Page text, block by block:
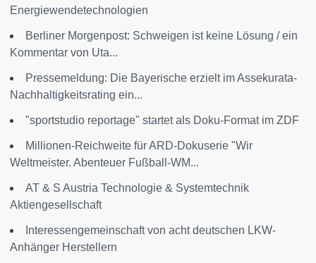
Energiewendetechnologien
Berliner Morgenpost: Schweigen ist keine Lösung / ein
Kommentar von Uta...
Pressemeldung: Die Bayerische erzielt im Assekurata-
Nachhaltigkeitsrating ein...
"sportstudio reportage" startet als Doku-Format im ZDF
Millionen-Reichweite für ARD-Dokuserie "Wir
Weltmeister. Abenteuer Fußball-WM...
AT & S Austria Technologie & Systemtechnik
Aktiengesellschaft
Interessengemeinschaft von acht deutschen LKW-
Anhänger Herstellern